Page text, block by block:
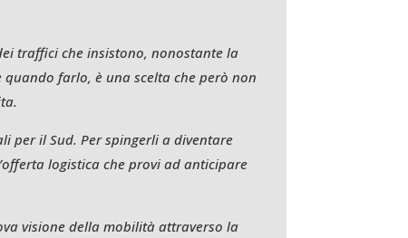
traffici che insistono, nonostante la
farlo, è una scelta che però non
per il Sud. Per spingerli a diventare
logistica che provi ad anticipare
visione della mobilità attraverso la